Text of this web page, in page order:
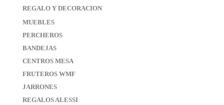
REGALO Y DECORACION
MUEBLES
PERCHEROS
BANDEJAS
CENTROS MESA
FRUTEROS WMF
JARRONES
REGALOS ALESSI